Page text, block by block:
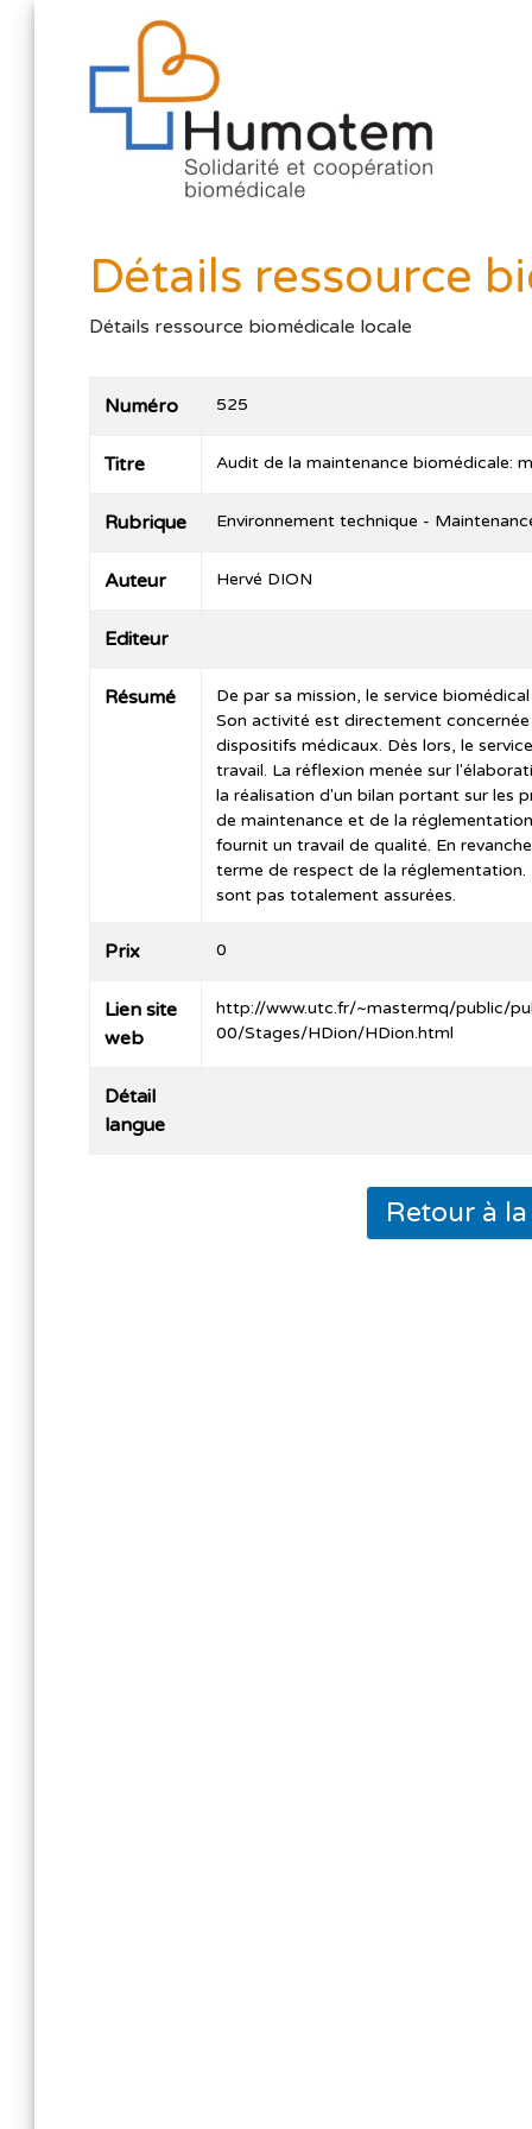
Détails ressource
Détails ressource biomédicale locale
Numéro 525
Titre Audit de la maintenance biomédicale:
Rubrique Environnement technique -
Auteur Hervé DION
Editeur
Résumé
De par sa mission, le service
Son activité est directement
dispositifs médicaux. Dès lors, le
travail. La réflexion menée sur
la réalisation d'un bilan portant sur les
de maintenance et de la
fournit un travail de qualité. En
terme de respect de la
sont pas totalement assurées.
Prix 0
Lien site
web
http://www.utc.fr/~mastermq/public/
00/Stages/HDion/HDion.html
Détail
langue
Retour à